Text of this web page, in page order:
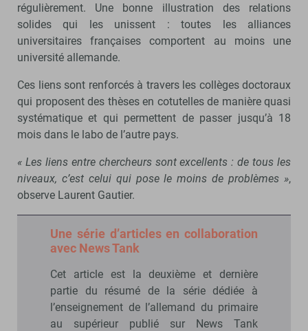
régulièrement. Une bonne illustration des relations
solides qui les unissent : toutes les alliances
universitaires françaises comportent au moins une
université allemande.
Ces liens sont renforcés à travers les collèges doctoraux
qui proposent des thèses en cotutelles de manière quasi
systématique et qui permettent de passer jusqu’à 18
mois dans le labo de l’autre pays.
« Les liens entre chercheurs sont excellents : de tous les
niveaux, c’est celui qui pose le moins de problèmes »,
observe Laurent Gautier.
Une série d’articles en collaboration
avec News Tank
Cet article est la deuxième et dernière
partie du résumé de la série dédiée à
l’enseignement de l’allemand du primaire
au supérieur publié sur News Tank